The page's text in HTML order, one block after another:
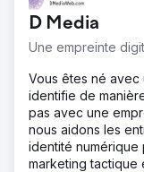
D Media
Une empreinte
Vous êtes né avec
identifie de
pas avec une
nous aidons les
identité numérique
marketing tactique